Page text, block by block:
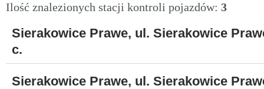
Ilość znalezionych stacji kontroli pojazdów: 3
Sierakowice Prawe, ul. Sierakowice
c.
Sierakowice Prawe, ul. Sierakowice